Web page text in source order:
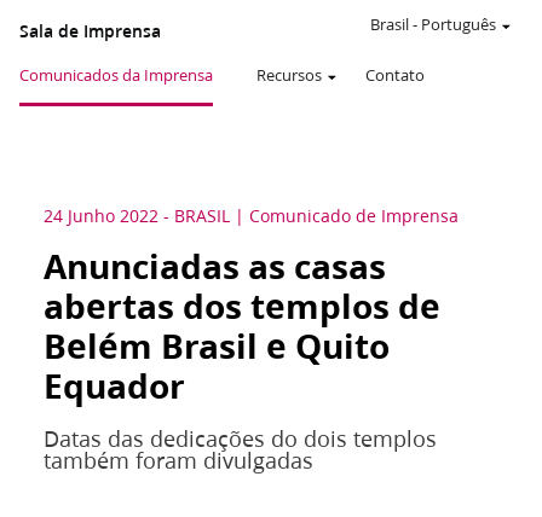
Sala de Imprensa
Comunicados da Imprensa Recursos Contato
Brasil- Português
24 Junho 2022 - BRASIL Comunicado de Imprensa
Anunciadas as casas
abertas dos templos de
Belém Brasil e Quito
Equador
Datas das dedicações do dois templos
também foram divulgadas